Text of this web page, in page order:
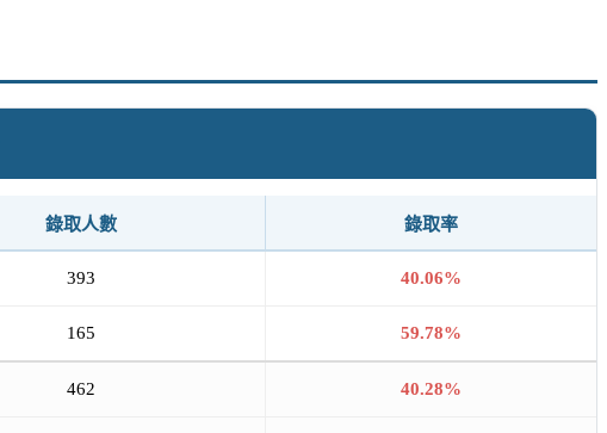
錄取人數 錄取率
393 40.06%
165 59.78%
462 40.28%